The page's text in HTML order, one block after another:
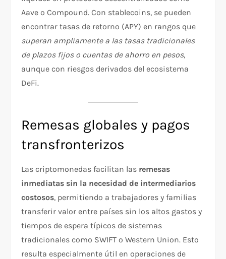
Aave o Compound. Con stablecoins, se pueden
encontrar tasas de retorno (APY) en rangos que
superan ampliamente a las tasas tradicionales
de plazos fijos o cuentas de ahorro en pesos,
aunque con riesgos derivados del ecosistema
DeFi.
Remesas globales y pagos
transfronterizos
Las criptomonedas facilitan las remesas
inmediatas sin la necesidad de intermediarios
costosos, permitiendo a trabajadores y familias
transferir valor entre países sin los altos gastos y
tiempos de espera típicos de sistemas
tradicionales como SWIFT o Western Union. Esto
resulta especialmente útil en operaciones de